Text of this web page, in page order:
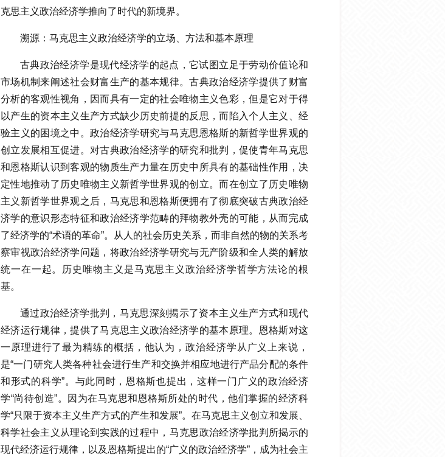
克思主义政治经济学推向了时代的新境界。
溯源：马克思主义政治经济学的立场、方法和基本原理
古典政治经济学是现代经济学的起点，它试图立足于劳动价值论和
市场机制来阐述社会财富生产的基本规律。古典政治经济学提供了财富
分析的客观性视角，因而具有一定的社会唯物主义色彩，但是它对于得
以产生的资本主义生产方式缺少历史前提的反思，而陷入个人主义、经
验主义的困境之中。政治经济学研究与马克思恩格斯的新哲学世界观的
创立发展相互促进。对古典政治经济学的研究和批判，促使青年马克思
和恩格斯认识到客观的物质生产力量在历史中所具有的基础性作用，决
定性地推动了历史唯物主义新哲学世界观的创立。而在创立了历史唯物
主义新哲学世界观之后，马克思和恩格斯便拥有了彻底突破古典政治经
济学的意识形态特征和政治经济学范畴的拜物教外壳的可能，从而完成
了经济学的“术语的革命”。从人的社会历史关系，而非自然的物的关系考
察审视政治经济学问题，将政治经济学研究与无产阶级和全人类的解放
统一在一起。历史唯物主义是马克思主义政治经济学哲学方法论的根
基。
通过政治经济学批判，马克思深刻揭示了资本主义生产方式和现代
经济运行规律，提供了马克思主义政治经济学的基本原理。恩格斯对这
一原理进行了最为精练的概括，他认为，政治经济学从广义上来说，
是“一门研究人类各种社会进行生产和交换并相应地进行产品分配的条件
和形式的科学”。与此同时，恩格斯也提出，这样一门广义的政治经济
学“尚待创造”。因为在马克思和恩格斯所处的时代，他们掌握的经济科
学“只限于资本主义生产方式的产生和发展”。在马克思主义创立和发展、
科学社会主义从理论到实践的过程中，马克思政治经济学批判所揭示的
现代经济运行规律，以及恩格斯提出的“广义的政治经济学”，成为社会主